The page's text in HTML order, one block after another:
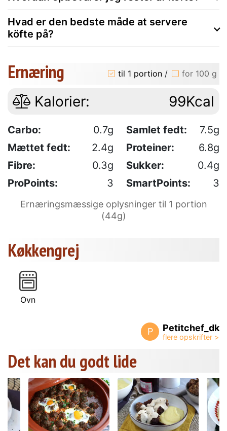
Hvad er den bedste måde at servere
köfte på?
Ernæring til 1 portion / for 100 g
Kalorier: 99Kcal
Carbo: 0.7g Samlet fedt:
7.5g
Mættet fedt:
2.4g Proteiner:
6.8g
Fibre:
0.3g Sukker:
0.4g
ProPoints:
3 SmartPoints: 3
Ernæringsmæssige oplysninger til 1 portion
(44g)
Køkkengrej
Ovn
P Petitchef_dk
Det kan du godt lide